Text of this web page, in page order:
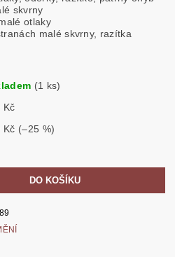
skvrny
otlaky
malé skvrny, razítka
(1 ks)
Kč
Kč (–25 %)